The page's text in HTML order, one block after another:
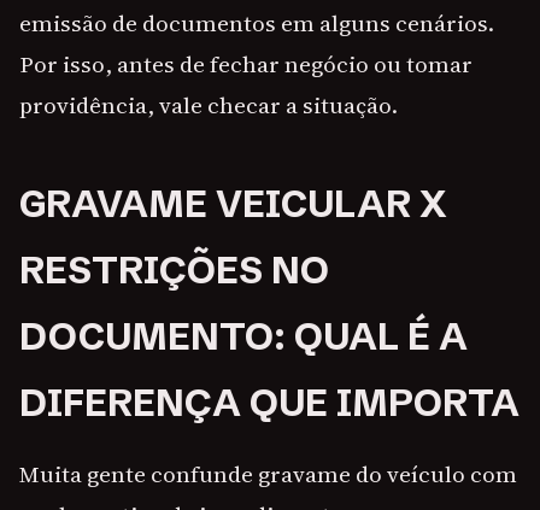
emissão de documentos em alguns cenários.
Por isso, antes de fechar negócio ou tomar
providência, vale checar a situação.
GRAVAME VEICULAR X
RESTRIÇÕES NO
DOCUMENTO: QUAL É A
DIFERENÇA QUE IMPORTA
Muita gente confunde gravame do veículo com